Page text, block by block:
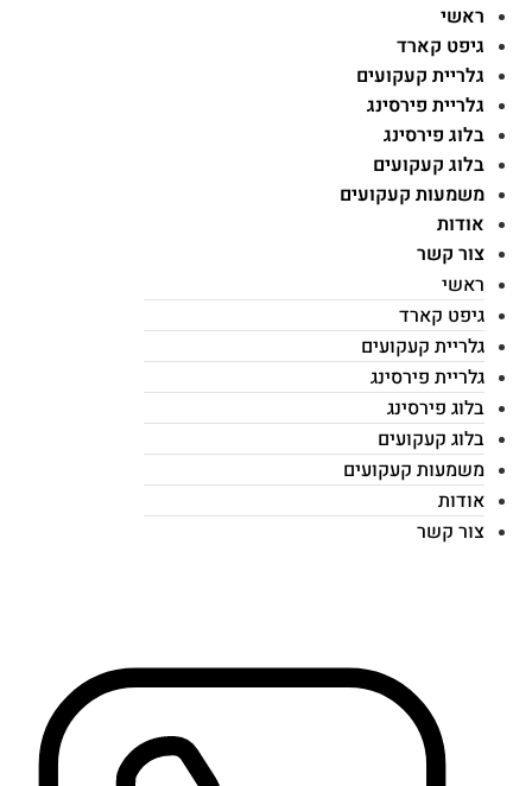
ראשי
גיפט קארד
גלריית קעקועים
גלריית פירסינג
בלוג פירסינג
בלוג קעקועים
משמעות קעקועים
אודות
צור קשר
ראשי
גיפט קארד
גלריית קעקועים
גלריית פירסינג
בלוג פירסינג
בלוג קעקועים
משמעות קעקועים
אודות
צור קשר